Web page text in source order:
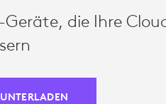
die Ihre